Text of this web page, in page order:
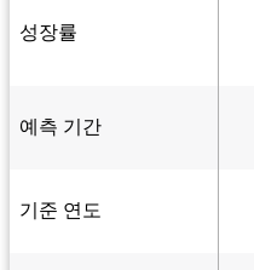
성장률
예측 기간
기준 연도